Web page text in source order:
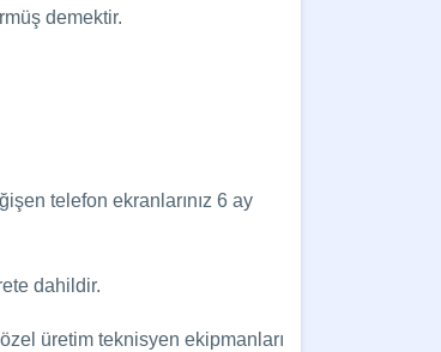
demektir.
telefon ekranlarınız 6 ay
dahildir.
üretim teknisyen ekipmanları